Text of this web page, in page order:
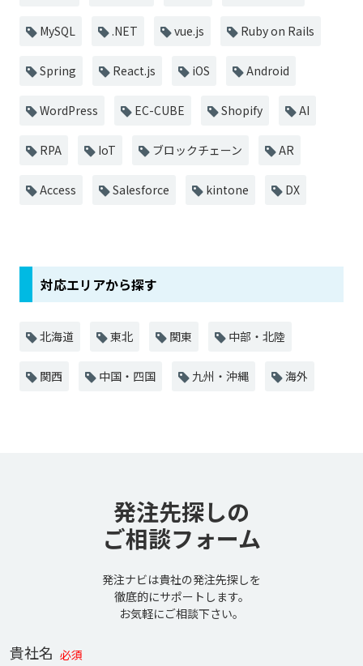
MySQL .NET vue.js Ruby on Rails
Spring React.js iOS Android
WordPress EC-CUBE Shopify AI
RPA IoT ブロックチェーン AR
Access Salesforce kintone DX
対応エリアから探す
北海道 東北 関東 中部・北陸
関西 中国・四国 九州・沖縄 海外
発注先探しの
ご相談フォーム
発注ナビは貴社の発注先探しを
徹底的にサポートします。
お気軽にご相談下さい。
貴社名 必須